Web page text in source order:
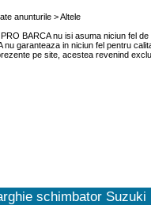
anunturile>Altele
PRO BARCA nu isi asuma niciun fel
nu garanteaza in niciun fel pentru
pe site, acestea revenind
schimbator Suzuki